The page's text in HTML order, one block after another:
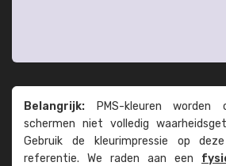
Belangrijk: PMS-kleuren worden
schermen niet volledig
Gebruik de kleur­impressie op
referentie. We raden aan een